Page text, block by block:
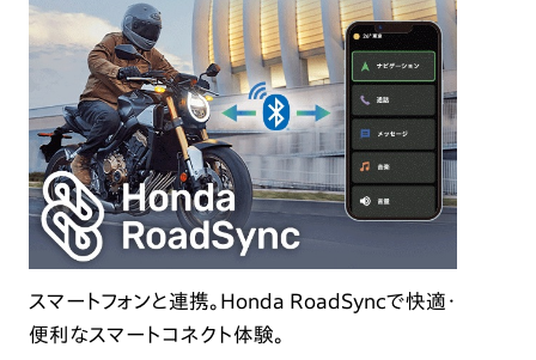
スマートフォンと連携。Honda RoadSyncで快適・
便利なスマートコネクト体験。